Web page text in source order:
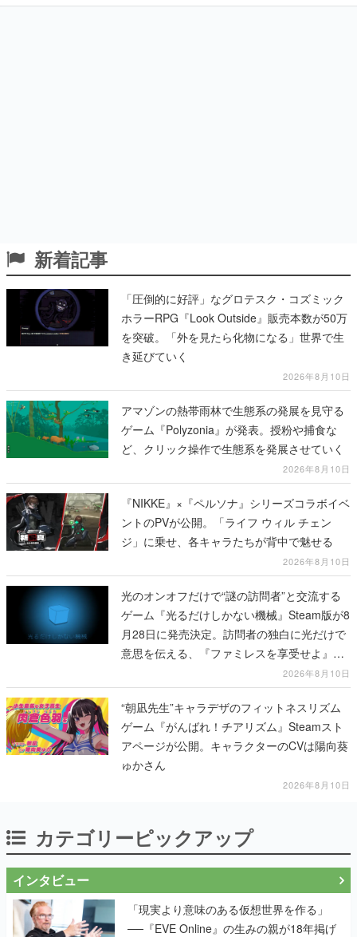
新着記事
「圧倒的に好評」なグロテスク・コズミック
ホラーRPG『Look Outside』販売本数が50万
を突破。「外を見たら化物になる」世界で生
き延びていく
2026年8月10日
アマゾンの熱帯雨林で生態系の発展を見守る
ゲーム『Polyzonia』が発表。授粉や捕食な
ど、クリック操作で生態系を発展させていく
2026年8月10日
『NIKKE』×『ペルソナ』シリーズコラボイベ
ントのPVが公開。「ライフ ウィル チェン
ジ」に乗せ、各キャラたちが背中で魅せる
2026年8月10日
光のオンオフだけで“謎の訪問者”と交流する
ゲーム『光るだけしかない機械』Steam版が8
月28日に発売決定。訪問者の独白に光だけで
意思を伝える、『ファミレスを享受せよ』開
2026年8月10日
“朝凪先生”キャラデザのフィットネスリズム
ゲーム『がんばれ！チアリズム』Steamスト
アページが公開。キャラクターのCVは陽向葵
ゅかさん
2026年8月10日
カテゴリーピックアップ
インタビュー
「現実より意味のある仮想世界を作る」
──『EVE Online』の生みの親が18年掲げ